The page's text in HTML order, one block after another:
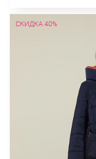
СКИДКА 40%